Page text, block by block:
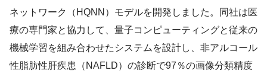
ネットワーク（HQNN）モデルを開発しました。同社は医
療の専門家と協力して、量子コンピューティングと従来の
機械学習を組み合わせたシステムを設計し、非アルコール
性脂肪性肝疾患（NAFLD）の診断で97％の画像分類精度